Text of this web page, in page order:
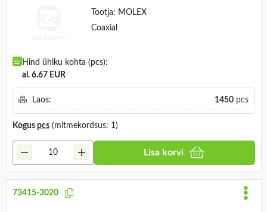
Tootja: MOLEX
Coaxial
Hind ühiku kohta (pcs):
al. 6.67 EUR
Laos: 1450pcs
Kogus pcs(mitmekordsus: 1)
Lisa korvi
73415-3020